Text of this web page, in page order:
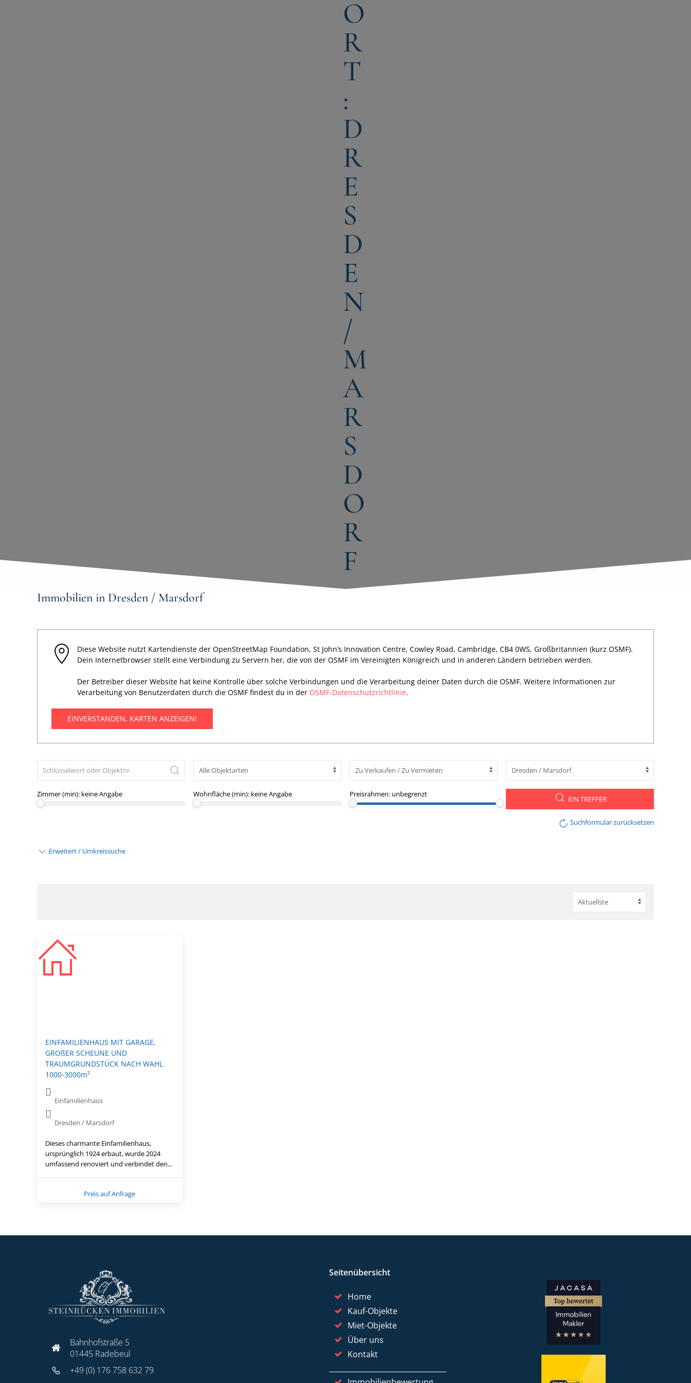
O
R
T
:
D
R
E
S
D
E
N
/
M
A
R
S
D
O
R
F
Immobilien in Dresden / Marsdorf
Diese Website nutzt Kartendienste der OpenStreetMap Foundation, St John’s Innovation Centre, Cowley Road, Cambridge, CB4 0WS, Großbritannien (kurz OSMF).
Dein Internetbrowser stellt eine Verbindung zu Servern her, die von der OSMF im Vereinigten Königreich und in anderen Ländern betrieben werden.
Der Betreiber dieser Website hat keine Kontrolle über solche Verbindungen und die Verarbeitung deiner Daten durch die OSMF. Weitere Informationen zur
Verarbeitung von Benutzerdaten durch die OSMF findest du in der OSMF-Datenschutzrichtlinie.
EINVERSTANDEN, KARTEN ANZEIGEN!
Zimmer (min): keine Angabe Wohnfläche (min): keine Angabe Preisrahmen: unbegrenzt
EIN TREFFER
Suchformular zurücksetzen
Erweitert / Umkreissuche
EINFAMILIENHAUS MIT GARAGE,
GROßER SCHEUNE UND
TRAUMGRUNDSTÜCK NACH WAHL
1000-3000m²
Einfamilienhaus
Dresden / Marsdorf
Dieses charmante Einfamilienhaus,
ursprünglich 1924 erbaut, wurde 2024
umfassend renoviert und verbindet den...
Preis auf Anfrage
Bahnhofstraße 5
01445 Radebeul
+49 (0) 176 758 632 79
Seitenübersicht
Home
Kauf-Objekte
Miet-Objekte
Über uns
Kontakt